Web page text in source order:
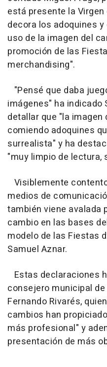
está presente la
decora los adoquines
uso de la imagen del
promoción de las
merchandising".
"Pensé que daba
imágenes" ha indicado
detallar que "la
comiendo adoquines
surrealista" y ha
"muy limpio de lectura,
Visiblemente
medios de
también viene avalada
cambio en las bases
modelo de las Fiestas
Samuel Aznar.
Estas declaraciones
consejero municipal
Fernando Rivarés,
cambios han
más profesional" y
presentación de más